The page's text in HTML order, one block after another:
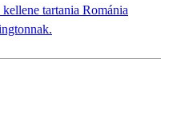
tartania Románia